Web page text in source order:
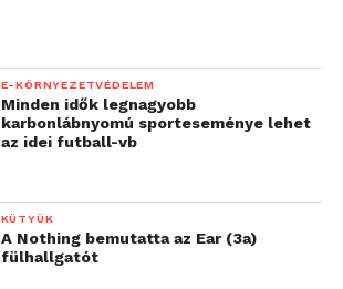
E-KÖRNYEZETVÉDELEM
Minden idők legnagyobb
karbonlábnyomú sporteseménye lehet
az idei futball-vb
KÜTYÜK
A Nothing bemutatta az Ear (3a)
fülhallgatót